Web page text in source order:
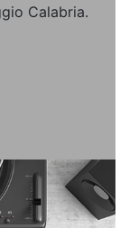
Calabria.